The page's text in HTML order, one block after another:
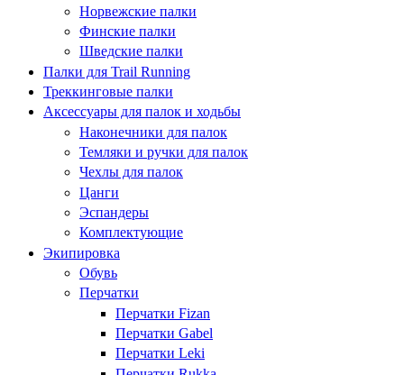
Норвежские палки
Финские палки
Шведские палки
Палки для Trail Running
Треккинговые палки
Аксессуары для палок и ходьбы
Наконечники для палок
Темляки и ручки для палок
Чехлы для палок
Цанги
Эспандеры
Комплектующие
Экипировка
Обувь
Перчатки
Перчатки Fizan
Перчатки Gabel
Перчатки Leki